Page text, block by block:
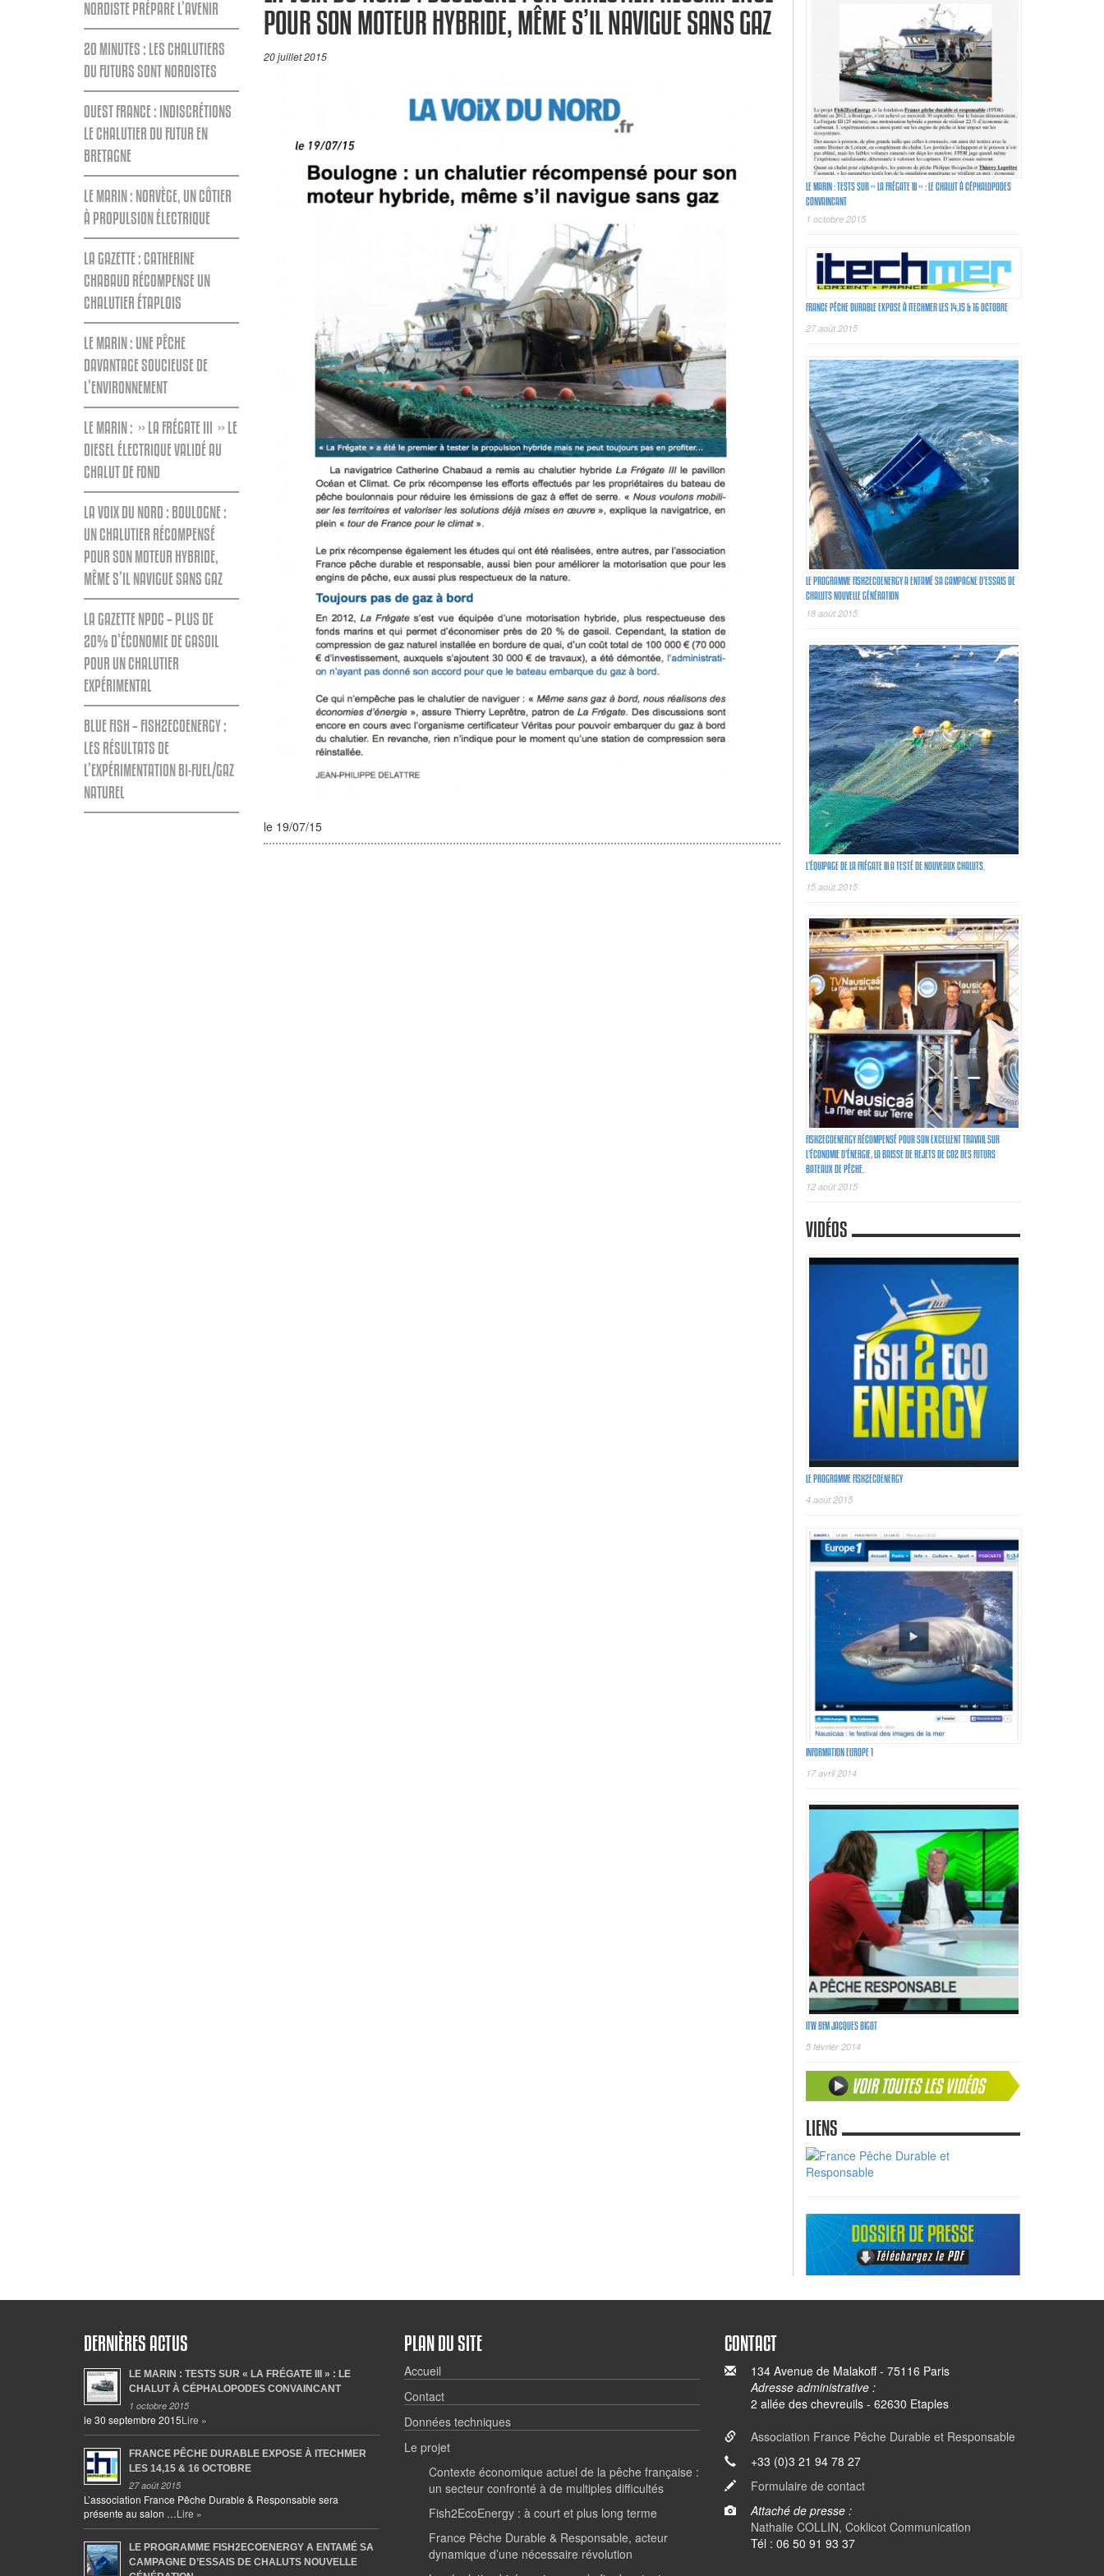
NORDISTE PRÉPARE L’AVENIR
20 MINUTES : LES CHALUTIERS
DU FUTURS SONT NORDISTES
OUEST FRANCE : INDISCRÉTIONS
LE CHALUTIER DU FUTUR EN
BRETAGNE
LE MARIN : NORVÈGE, UN CÔTIER
À PROPULSION ÉLECTRIQUE
LA GAZETTE : CATHERINE
CHABAUD RÉCOMPENSE UN
CHALUTIER ÉTAPLOIS
LE MARIN : UNE PÊCHE
DAVANTAGE SOUCIEUSE DE
L’ENVIRONNEMENT
LE MARIN : » LA FRÉGATE III » LE
DIESEL ÉLECTRIQUE VALIDÉ AU
CHALUT DE FOND
LA VOIX DU NORD : BOULOGNE :
UN CHALUTIER RÉCOMPENSÉ
POUR SON MOTEUR HYBRIDE,
MÊME S’IL NAVIGUE SANS GAZ
LA GAZETTE NPDC – PLUS DE
20% D’ÉCONOMIE DE GASOIL
POUR UN CHALUTIER
EXPÉRIMENTAL
BLUE FISH – FISH2ECOENERGY :
LES RÉSULTATS DE
L’EXPÉRIMENTATION BI-FUEL/GAZ
NATUREL
POUR SON MOTEUR HYBRIDE, MÊME S’IL NAVIGUE SANS GAZ
20 juillet 2015
le 19/07/15
LE MARIN : TESTS SUR « LA FRÉGATE III » : LE CHALUT À CÉPHALOPODES
CONVAINCANT
1 octobre 2015
FRANCE PÊCHE DURABLE EXPOSE À ITECHMER LES 14,15 & 16 OCTOBRE
27 août 2015
LE PROGRAMME FISH2ECOENERGY A ENTAMÉ SA CAMPAGNE D’ESSAIS DE
CHALUTS NOUVELLE GÉNÉRATION
18 août 2015
L’ÉQUIPAGE DE LA FRÉGATE III A TESTÉ DE NOUVEAUX CHALUTS.
15 août 2015
FISH2ECOENERGY RÉCOMPENSÉ POUR SON EXCELLENT TRAVAIL SUR
L’ÉCONOMIE D’ÉNERGIE, LA BAISSE DE REJETS DE C02 DES FUTURS
BATEAUX DE PÊCHE.
12 août 2015
VIDÉOS
LE PROGRAMME FISH2ECOENERGY
4 août 2015
INFORMATION EUROPE 1
17 avril 2014
ITW BFM JACQUES BIGOT
5 février 2014
LIENS
DERNIÈRES ACTUS
LE MARIN : TESTS SUR « LA FRÉGATE III » : LE
CHALUT À CÉPHALOPODES CONVAINCANT
1 octobre 2015
le 30 septembre 2015Lire »
FRANCE PÊCHE DURABLE EXPOSE À ITECHMER
LES 14,15 & 16 OCTOBRE
27 août 2015
L’association France Pêche Durable & Responsable sera
présente au salon …Lire »
LE PROGRAMME FISH2ECOENERGY A ENTAMÉ SA
CAMPAGNE D’ESSAIS DE CHALUTS NOUVELLE
PLAN DU SITE
Accueil
Contact
Données techniques
Le projet
Contexte économique actuel de la pêche française :
un secteur confronté à de multiples difficultés
Fish2EcoEnergy : à court et plus long terme
France Pêche Durable & Responsable, acteur
dynamique d’une nécessaire révolution
CONTACT
134 Avenue de Malakoff - 75116 Paris
Adresse administrative :
2 allée des chevreuils - 62630 Etaples
Association France Pêche Durable et Responsable
+33 (0)3 21 94 78 27
Formulaire de contact
Attaché de presse :
Nathalie COLLIN, Coklicot Communication
Tél : 06 50 91 93 37